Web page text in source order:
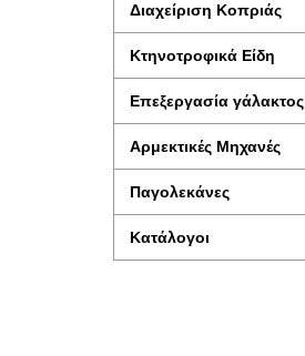
Διαχείριση Κοπριάς
Κτηνοτροφικά Είδη
Επεξεργασία γάλακτος
Aρμεκτικές Μηχανές
Παγολεκάνες
Κατάλογοι